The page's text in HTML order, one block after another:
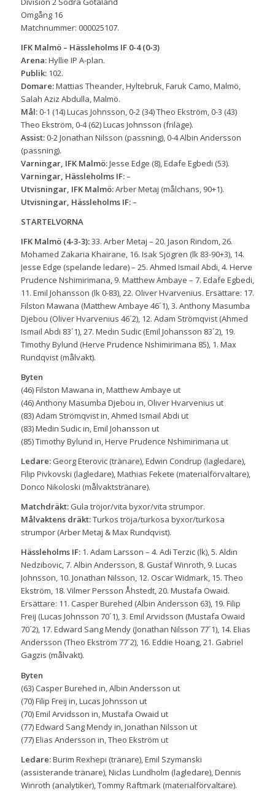
Omgång 16
Matchnummer: 000025107.
IFK Malmö – Hässleholms IF 0-4 (0-3)
Arena:Hyllie IP A-plan.
Publik:102.
Domare:Mattias Theander, Hyltebruk, Faruk Camo, Malmö,
Salah Aziz Abdulla, Malmö.
Mål:0-1 (14) Lucas Johnsson, 0-2 (34) Theo Ekström, 0-3 (43)
Theo Ekström, 0-4 (62) Lucas Johnsson (friläge).
Assist:0-2 Jonathan Nilsson (passning), 0-4 Albin Andersson
(passning).
Varningar, IFK Malmö:Jesse Edge (8), Edafe Egbedi (53).
Varningar, Hässleholms IF:–
Utvisningar, IFK Malmö:Arber Metaj (målchans, 90+1).
Utvisningar, Hässleholms IF:–
STARTELVORNA
IFK Malmö (4-3-3):33. Arber Metaj – 20. Jason Rindom, 26.
Mohamed Zakaria Khairane, 16. Isak Sjögren (lk 83-90+3), 14.
Jesse Edge (spelande ledare) – 25. Ahmed Ismail Abdi, 4. Herve
Prudence Nshimirimana, 9. Matthew Ambaye – 7. Edafe Egbedi,
11. Emil Johansson (lk 0-83), 22. Oliver Hvarvenius. Ersättare: 17.
Filston Mawana (Matthew Ambaye 46´1), 3. Anthony Masumba
Djebou (Oliver Hvarvenius 46´2), 12. Adam Strömqvist (Ahmed
Ismail Abdi 83´1), 27. Medin Sudic (Emil Johansson 83´2), 19.
Timothy Bylund (Herve Prudence Nshimirimana 85), 1. Max
Rundqvist (målvakt).
Byten
(46) Filston Mawana in, Matthew Ambaye ut
(46) Anthony Masumba Djebou in, Oliver Hvarvenius ut
(83) Adam Strömqvist in, Ahmed Ismail Abdi ut
(83) Medin Sudic in, Emil Johansson ut
(85) Timothy Bylund in, Herve Prudence Nshimirimana ut
Ledare:Georg Eterovic (tränare), Edwin Condrup (lagledare),
Filip Pivkovski (lagledare), Mathias Fekete (materialförvaltare),
Donco Nikoloski (målvaktstränare).
Matchdräkt: Gula tröjor/vita byxor/vita strumpor.
Målvaktens dräkt:Turkos tröja/turkosa byxor/turkosa
strumpor (Arber Metaj & Max Rundqvist).
Hässleholms IF:1. Adam Larsson – 4. Adi Terzic (lk), 5. Aldin
Nedzibovic, 7. Albin Andersson, 8. Gustaf Winroth, 9. Lucas
Johnsson, 10. Jonathan Nilsson, 12. Oscar Widmark, 15. Theo
Ekström, 18. Vilmer Persson Åhstedt, 20. Mustafa Owaid.
Ersättare: 11. Casper Burehed (Albin Andersson 63), 19. Filip
Freij (Lucas Johnsson 70´1), 3. Emil Arvidsson (Mustafa Owaid
70´2), 17. Edward Sang Mendy (Jonathan Nilsson 77´1), 14. Elias
Andersson (Theo Ekström 77´2), 16. Eddie Hoang, 21. Gabriel
Gagzis (målvakt).
Byten
(63) Casper Burehed in, Albin Andersson ut
(70) Filip Freij in, Lucas Johnsson ut
(70) Emil Arvidsson in, Mustafa Owaid ut
(77) Edward Sang Mendy in, Jonathan Nilsson ut
(77) Elias Andersson in, Theo Ekström ut
Ledare:Burim Rexhepi (tränare), Emil Szymanski
(assisterande tränare), Niclas Lundholm (lagledare), Dennis
Winroth (analytiker), Tommy Raftmark (materialförvaltare).